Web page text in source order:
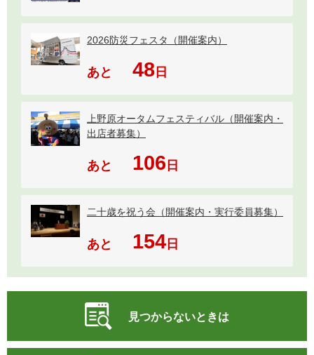
2026防災フェスタ（開催案内）
あと 48日
上野原オータムフェスティバル（開催案内・
出店者募集）
あと 106 日
二十歳を祝う会（開催案内・実行委員募集）
あと 154日
見つからないときは